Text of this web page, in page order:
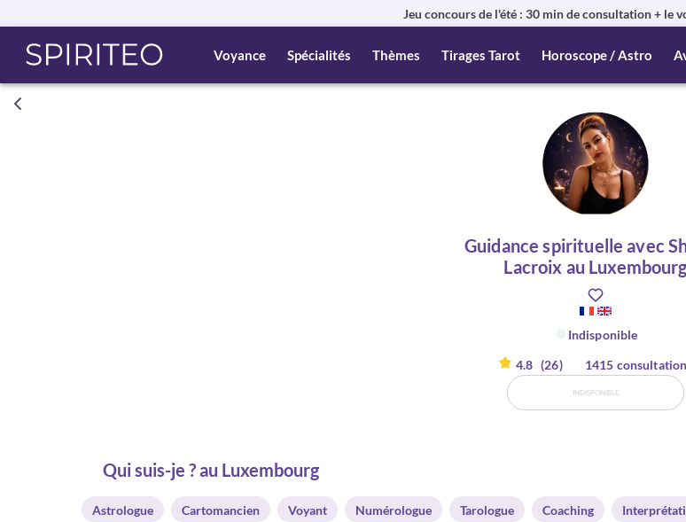
Jeu concours de l'été : 30 min de consultation + le
Voyance Spécialités Thèmes Tirages Tarot Horoscope / Astro
Guidance spirituelle avec
Lacroix au
Indisponible
4.8 (26) 1415
INDISPONIBLE
Qui suis-je ? au Luxembourg
Astrologue Cartomancien Voyant Numérologue Tarologue Coaching